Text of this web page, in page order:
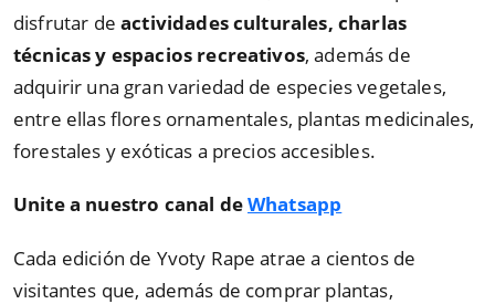
disfrutar deactividades culturales, charlas
técnicas y espacios recreativos, además de
adquirir una gran variedad de especies vegetales,
entre ellas flores ornamentales, plantas medicinales,
forestales y exóticas a precios accesibles.
Unite a nuestro canal deWhatsapp
Cada edición de Yvoty Rape atrae a cientos de
visitantes que, además de comprar plantas,